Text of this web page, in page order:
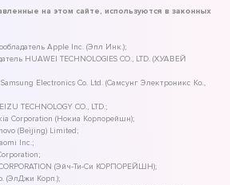
на этом сайте, используются в законных
Apple Inc. (Эпл Инк.);
HUAWEI TECHNOLOGIES CO., LTD. (ХУАВЕЙ
Electronics Co. Ltd. (Самсунг Электроникс Ко.,
TECHNOLOGY CO., LTD.;
Corporation (Нокиа Корпорейшн);
(Beijing) Limited;
Inc.;
CORPORATION (Эйч-Ти-Си КОРПОРЕЙШН);
(ЭлДжи Корп.);